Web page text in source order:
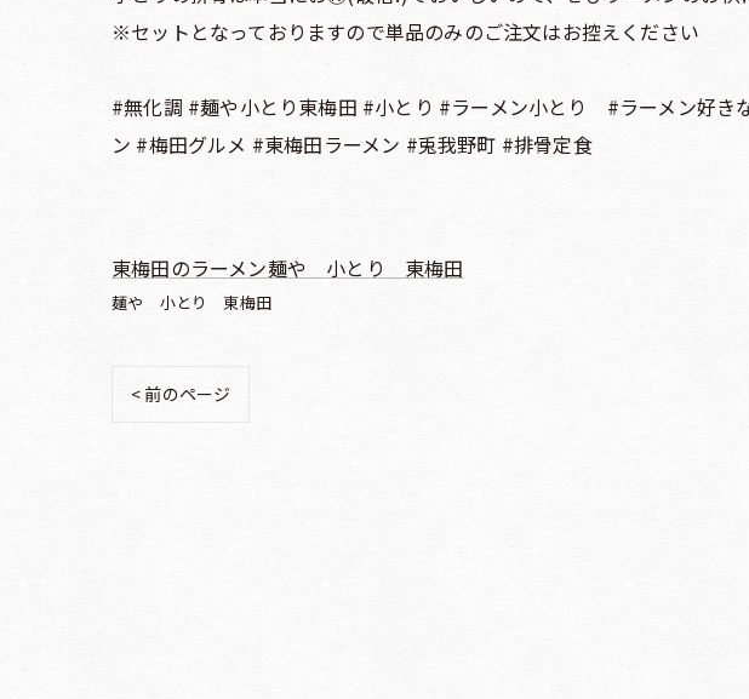
※セットとなっておりますので単品のみのご注文はお控えください
#無化調 #麺や小とり東梅田 #小とり #ラーメン小とり #ラーメン好き
ン #梅田グルメ #東梅田ラーメン #兎我野町 #排骨定食
東梅田のラーメン麺や 小とり 東梅田
麺や 小とり 東梅田
< 前のページ